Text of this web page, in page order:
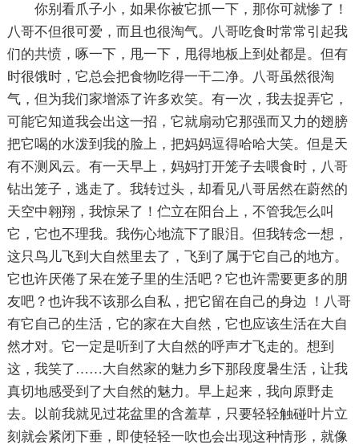
你别看爪子小，如果你被它抓一下，那你可就惨了！
八哥不但很可爱，而且也很淘气。八哥吃食时常常引起我
们的共愤，啄一下，甩一下，甩得地板上到处都是。但有
时很饿时，它总会把食物吃得一干二净。八哥虽然很淘
气，但为我们家增添了许多欢笑。有一次，我去捉弄它，
可能它知道我会出这一招，它就扇动它那强而又力的翅膀
把它喝的水泼到我的脸上，把妈妈逗得哈哈大笑。但是天
有不测风云。有一天早上，妈妈打开笼子去喂食时，八哥
钻出笼子，逃走了。我转过头，却看见八哥居然在蔚然的
天空中翱翔，我惊呆了！伫立在阳台上，不管我怎么叫
它，它也不理我。我伤心地流下了眼泪。但我转念一想，
这只鸟儿飞到大自然里去了，飞到了属于它自己的地方。
它也许厌倦了呆在笼子里的生活吧？它也许需要更多的朋
友吧？也许我不该那么自私，把它留在自己的身边 ！八哥
有它自己的生活，它的家在大自然，它也应该生活在大自
然才对。它一定是听到了大自然的呼声才飞走的。想到
这，我笑了……大自然家的魅力乡下那段度暑生活，让我
真切地感受到了大自然的魅力。早上起来，我向原野走
去。以前我就见过花盆里的含羞草，只要轻轻触碰叶片立
刻就会紧闭下垂，即使轻轻一吹也会出现这种情形，就像